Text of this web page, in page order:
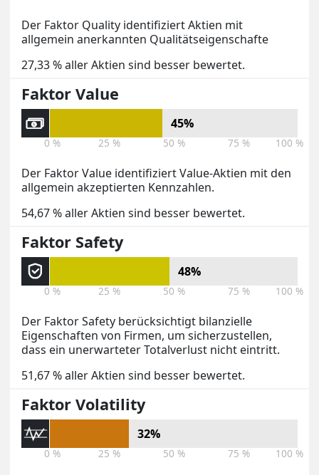
Der Faktor Quality identifiziert Aktien mit
allgemein anerkannten Qualitätseigenschafte
27,33 % aller Aktien sind besser bewertet.
Faktor Value
45%
0 % 25 % 50 % 75 % 100 %
Der Faktor Value identifiziert Value-Aktien mit den
allgemein akzeptierten Kennzahlen.
54,67 % aller Aktien sind besser bewertet.
Faktor Safety
48%
0 % 25 % 50 % 75 % 100 %
Der Faktor Safety berücksichtigt bilanzielle
Eigenschaften von Firmen, um sicherzustellen,
dass ein unerwarteter Totalverlust nicht eintritt.
51,67 % aller Aktien sind besser bewertet.
Faktor Volatility
32%
0 % 25 % 50 % 75 % 100 %